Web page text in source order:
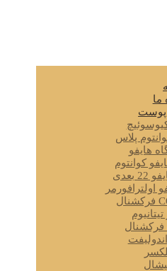
ما
پوست
پلاس
هایفو
کوانتوم
22 بعدی
اولترافورمر
تیتانیوم
فرکشنال